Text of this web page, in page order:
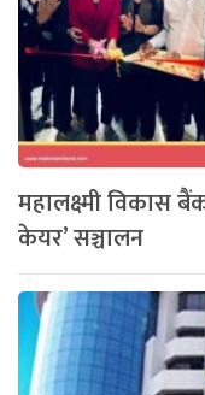
महालक्ष्मी विकास
केयर’ सञ्चालन